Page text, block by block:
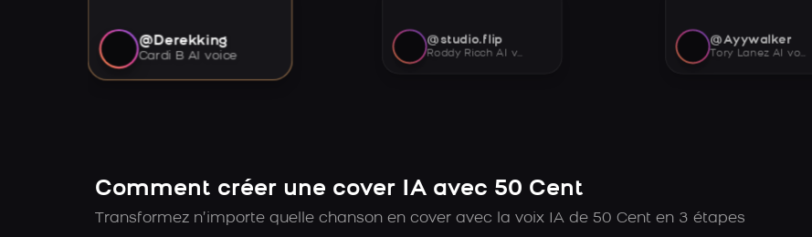
@Derekking
Cardi B AI voice
@studio.flip
Roddy Ricch AI voice
@Ayywalker
Tory Lanez AI voice
Comment créer une cover IA avec 50 Cent
Transformez n’importe quelle chanson en cover avec la voix IA de 50 Cent en 3 étapes